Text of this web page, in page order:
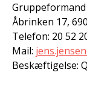
Gruppeformand
Åbrinken 17,
Telefon: 20 52
Mail:
Beskæftigelse: